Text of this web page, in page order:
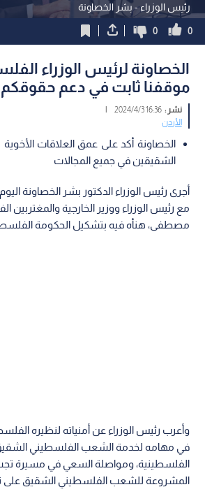
رئيس الوزراء - بشر الخصاونة
0
0
الخصاونة لرئيس الوزراء
موقفنا ثابت في دعم
نشر :16:36 2024/4/3
|
الأردن
الخصاونة أكد على عمق العلاقات الأخوية
الشقيقين في جميع المجالات
أجرى رئيس الوزراء الدكتور بشر الخصاونة اليوم
مع رئيس الوزراء ووزير الخارجية والمغتربين
مصطفى، هنأه فيه بتشكيل الحكومة
وأعرب رئيس الوزراء عن أمنياته لنظيره
في مهامه لخدمة الشعب الفلسطيني
الفلسطينية، ومواصلة السعي في مسيرة
المشروعة للشعب الفلسطيني الشقيق على